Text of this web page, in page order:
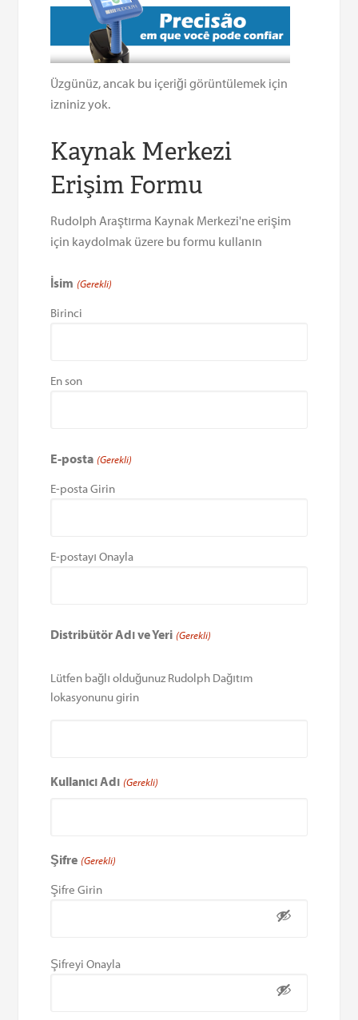
Üzgünüz, ancak bu içeriği görüntülemek için
izniniz yok.
Kaynak Merkezi
Erişim Formu
Rudolph Araştırma Kaynak Merkezi'ne erişim
için kaydolmak üzere bu formu kullanın
İsim (Gerekli)
Birinci
En son
E-posta (Gerekli)
E-posta Girin
E-postayı Onayla
Distribütör Adı ve Yeri (Gerekli)
Lütfen bağlı olduğunuz Rudolph Dağıtım
lokasyonunu girin
Kullanıcı Adı (Gerekli)
Şifre (Gerekli)
Şifre Girin
Şifreyi Onayla